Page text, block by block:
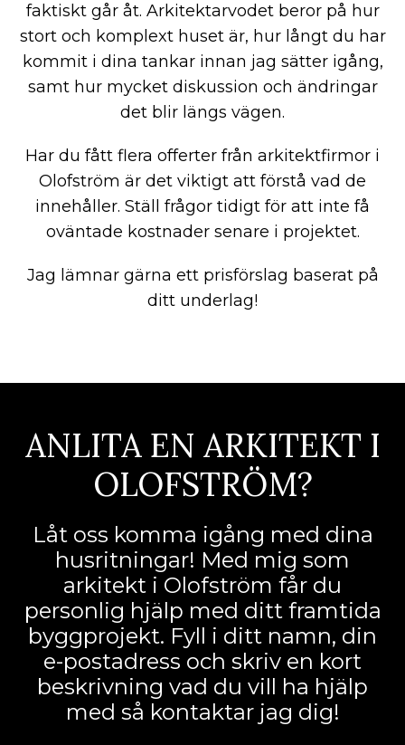
faktiskt går åt. Arkitektarvodet beror på hur
stort och komplext huset är, hur långt du har
kommit i dina tankar innan jag sätter igång,
samt hur mycket diskussion och ändringar
det blir längs vägen.
Har du fått flera offerter från arkitektfirmor i
Olofström är det viktigt att förstå vad de
innehåller. Ställ frågor tidigt för att inte få
oväntade kostnader senare i projektet.
Jag lämnar gärna ett prisförslag baserat på
ditt underlag!
ANLITA EN ARKITEKT I
OLOFSTRÖM?
Låt oss komma igång med dina
husritningar! Med mig som
arkitekt i Olofström får du
personlig hjälp med ditt framtida
byggprojekt. Fyll i ditt namn, din
e-postadress och skriv en kort
beskrivning vad du vill ha hjälp
med så kontaktar jag dig!